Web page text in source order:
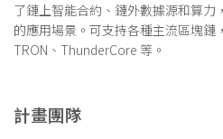
了鏈上智能合約、鏈外數據源和算力
的應用場景。可支持各種主流區塊鏈
TRON、ThunderCore 等。
計畫團隊